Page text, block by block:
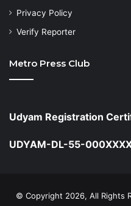
Privacy Policy
Verify Reporter
Metro Press Club
Udyam Registration
UDYAM-DL-55-
© Copyright 2026, All Rights